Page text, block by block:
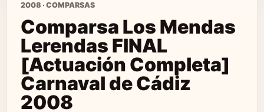
2008 · COMPARSAS
Comparsa Los Mendas
Lerendas FINAL
[Actuación Completa]
Carnaval de Cádiz
2008